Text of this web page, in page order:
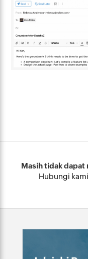
Masih tidak dapat
Hubungi